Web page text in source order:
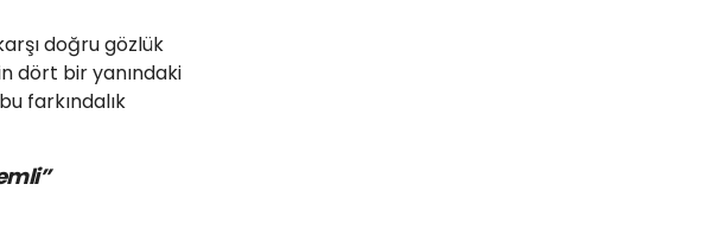
doğru gözlük
dört bir yanındaki
farkındalık